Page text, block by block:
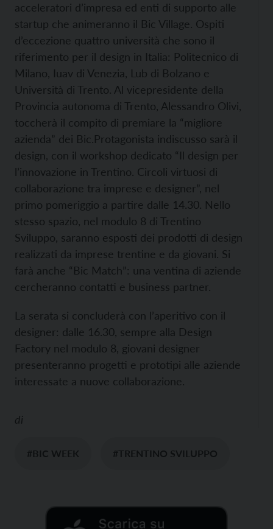
acceleratori d’impresa ed enti di supporto alle
startup che animeranno il Bic Village. Ospiti
d’eccezione quattro università che sono il
riferimento per il design in Italia: Politecnico di
Milano, Iuav di Venezia, Lub di Bolzano e
Università di Trento. Al vicepresidente della
Provincia autonoma di Trento, Alessandro Olivi,
toccherà il compito di premiare la “migliore
azienda” dei Bic.Protagonista indiscusso sarà il
design, con il workshop dedicato “Il design per
l’innovazione in Trentino. Circoli virtuosi di
collaborazione tra imprese e designer”, nel
primo pomeriggio a partire dalle 14.30. Nello
stesso spazio, nel modulo 8 di Trentino
Sviluppo, saranno esposti dei prodotti di design
realizzati da imprese trentine e da giovani. Si
farà anche “Bic Match”: una ventina di aziende
cercheranno contatti e business partner.
La serata si concluderà con l’aperitivo con il
designer: dalle 16.30, sempre alla Design
Factory nel modulo 8, giovani designer
presenteranno progetti e prototipi alle aziende
interessate a nuove collaborazione.
di
#BIC WEEK #TRENTINO SVILUPPO